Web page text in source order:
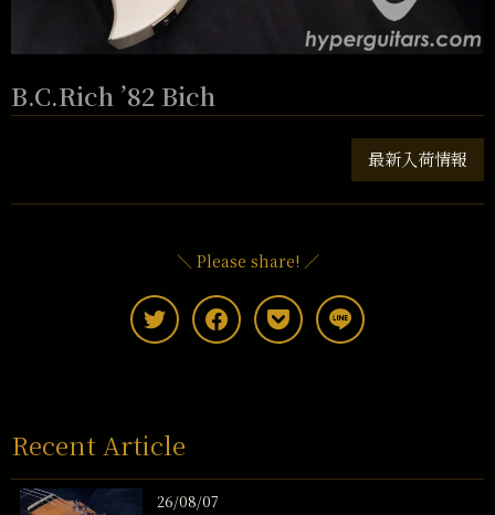
B.C.Rich ’82 Bich
最新入荷情報
＼ Please share! ／
Recent Article
26/08/07